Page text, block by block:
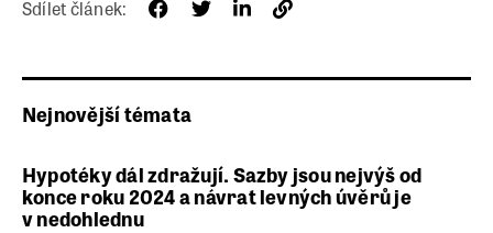
Sdílet článek:
Nejnovější témata
Hypotéky dál zdražují. Sazby jsou nejvýš od
konce roku 2024 a návrat levných úvěrů je
v nedohlednu